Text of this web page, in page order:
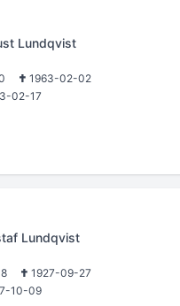
Lundqvist
1963-02-02
02-17
Lundqvist
1927-09-27
10-09